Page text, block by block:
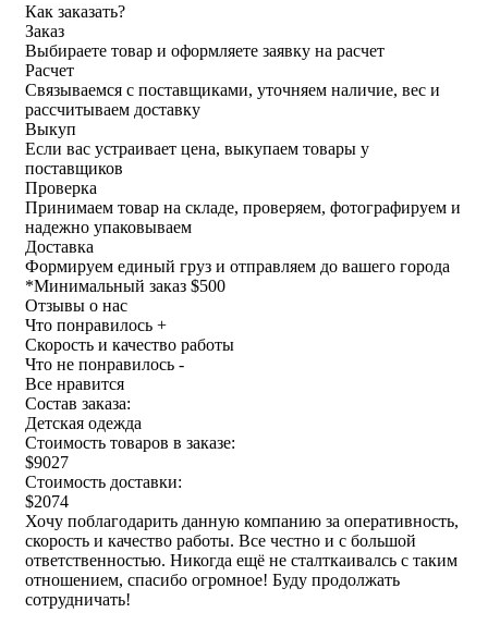
Как заказать?
Заказ
Выбираете товар и оформляете заявку на расчет
Расчет
Связываемся с поставщиками, уточняем наличие, вес и
рассчитываем доставку
Выкуп
Если вас устраивает цена, выкупаем товары у
поставщиков
Проверка
Принимаем товар на складе, проверяем, фотографируем и
надежно упаковываем
Доставка
Формируем единый груз и отправляем до вашего города
*Минимальный заказ $500
Отзывы о нас
Что понравилось +
Скорость и качество работы
Что не понравилось -
Все нравится
Состав заказа:
Детская одежда
Стоимость товаров в заказе:
$9027
Стоимость доставки:
$2074
Хочу поблагодарить данную компанию за оперативность,
скорость и качество работы. Все честно и с большой
ответственностью. Никогда ещё не сталткаивалсь с таким
отношением, спасибо огромное! Буду продолжать
сотрудничать!